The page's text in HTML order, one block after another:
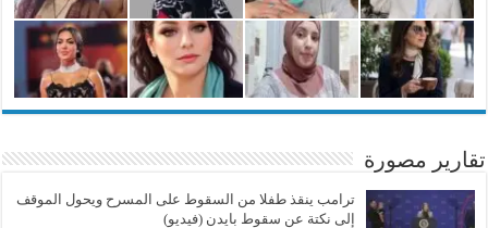
تقارير مصورة
ترامب ينقذ طفلا من السقوط على المسرح ويحول الموقف
إلى نكتة عن سقوط بايدن (فيديو)